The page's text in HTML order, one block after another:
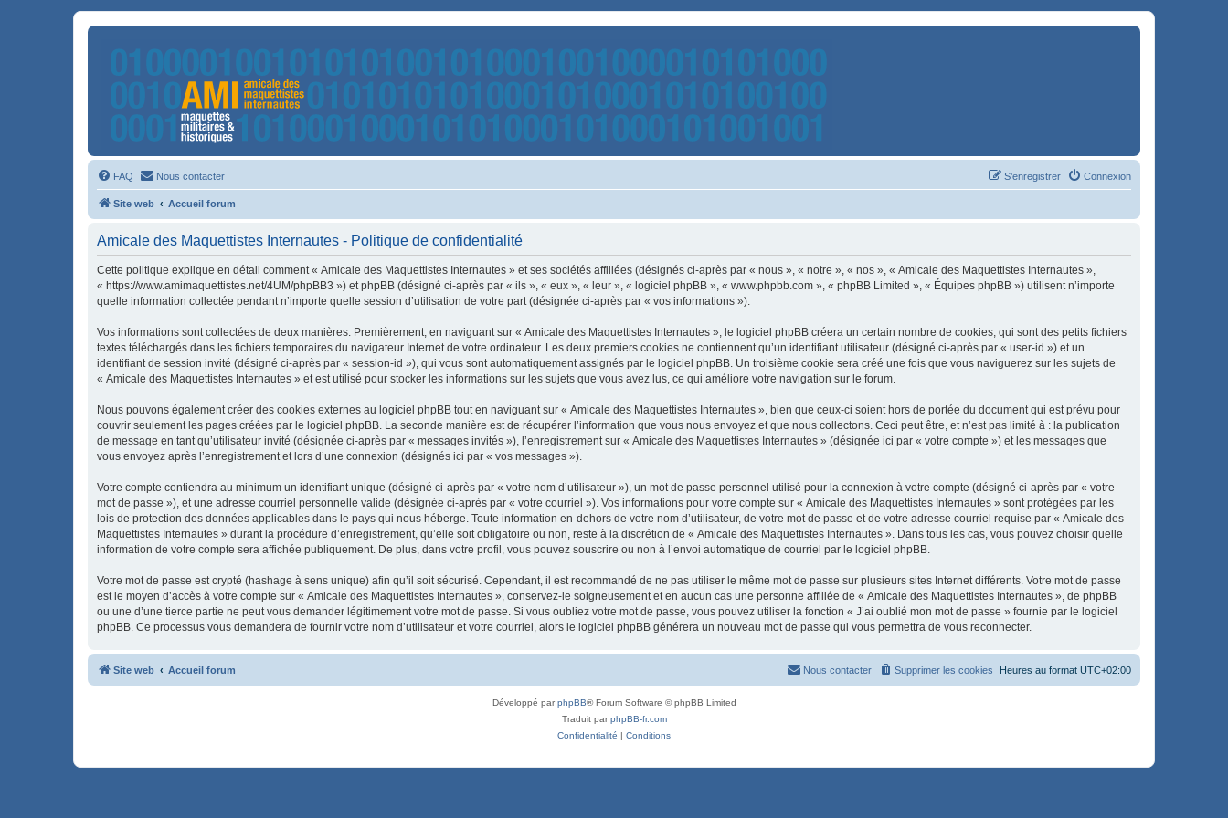
FAQ Nous contacter Connexion
S’enregistrer
Site web Accueil forum
Amicale des Maquettistes Internautes - Politique de confidentialité
Cette politique explique en détail comment « Amicale des Maquettistes Internautes » et ses sociétés affiliées (désignés ci-après par « nous », « notre », « nos », « Amicale des Maquettistes Internautes »,
« https://www.amimaquettistes.net/4UM/phpBB3 ») et phpBB (désigné ci-après par « ils », « eux », « leur », « logiciel phpBB », « www.phpbb.com », « phpBB Limited », « Équipes phpBB ») utilisent n’importe
quelle information collectée pendant n’importe quelle session d’utilisation de votre part (désignée ci-après par « vos informations »).
Vos informations sont collectées de deux manières. Premièrement, en naviguant sur « Amicale des Maquettistes Internautes », le logiciel phpBB créera un certain nombre de cookies, qui sont des petits fichiers
textes téléchargés dans les fichiers temporaires du navigateur Internet de votre ordinateur. Les deux premiers cookies ne contiennent qu’un identifiant utilisateur (désigné ci-après par « user-id ») et un
identifiant de session invité (désigné ci-après par « session-id »), qui vous sont automatiquement assignés par le logiciel phpBB. Un troisième cookie sera créé une fois que vous naviguerez sur les sujets de
« Amicale des Maquettistes Internautes » et est utilisé pour stocker les informations sur les sujets que vous avez lus, ce qui améliore votre navigation sur le forum.
Nous pouvons également créer des cookies externes au logiciel phpBB tout en naviguant sur « Amicale des Maquettistes Internautes », bien que ceux-ci soient hors de portée du document qui est prévu pour
couvrir seulement les pages créées par le logiciel phpBB. La seconde manière est de récupérer l’information que vous nous envoyez et que nous collectons. Ceci peut être, et n’est pas limité à : la publication
de message en tant qu’utilisateur invité (désignée ci-après par « messages invités »), l’enregistrement sur « Amicale des Maquettistes Internautes » (désignée ici par « votre compte ») et les messages que
vous envoyez après l’enregistrement et lors d’une connexion (désignés ici par « vos messages »).
Votre compte contiendra au minimum un identifiant unique (désigné ci-après par « votre nom d’utilisateur »), un mot de passe personnel utilisé pour la connexion à votre compte (désigné ci-après par « votre
mot de passe »), et une adresse courriel personnelle valide (désignée ci-après par « votre courriel »). Vos informations pour votre compte sur « Amicale des Maquettistes Internautes » sont protégées par les
lois de protection des données applicables dans le pays qui nous héberge. Toute information en-dehors de votre nom d’utilisateur, de votre mot de passe et de votre adresse courriel requise par « Amicale des
Maquettistes Internautes » durant la procédure d’enregistrement, qu’elle soit obligatoire ou non, reste à la discrétion de « Amicale des Maquettistes Internautes ». Dans tous les cas, vous pouvez choisir quelle
information de votre compte sera affichée publiquement. De plus, dans votre profil, vous pouvez souscrire ou non à l’envoi automatique de courriel par le logiciel phpBB.
Votre mot de passe est crypté (hashage à sens unique) afin qu’il soit sécurisé. Cependant, il est recommandé de ne pas utiliser le même mot de passe sur plusieurs sites Internet différents. Votre mot de passe
est le moyen d’accès à votre compte sur « Amicale des Maquettistes Internautes », conservez-le soigneusement et en aucun cas une personne affiliée de « Amicale des Maquettistes Internautes », de phpBB
ou une d’une tierce partie ne peut vous demander légitimement votre mot de passe. Si vous oubliez votre mot de passe, vous pouvez utiliser la fonction « J’ai oublié mon mot de passe » fournie par le logiciel
phpBB. Ce processus vous demandera de fournir votre nom d’utilisateur et votre courriel, alors le logiciel phpBB générera un nouveau mot de passe qui vous permettra de vous reconnecter.
Site web Accueil forum Heures au format UTC+02:00
Supprimer les cookies
Nous contacter
Développé parphpBB® Forum Software © phpBB Limited
Traduit parphpBB-fr.com
Confidentialité | Conditions